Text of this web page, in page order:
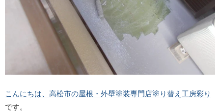
こんにちは、高松市の屋根・外壁塗装専門店塗り替え工房彩り
です。